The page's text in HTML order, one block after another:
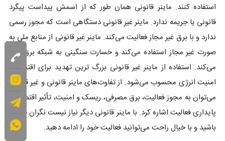
استفاده کنند. ماینر قانونی همان طور که از اسمش پیداست پیگرد
قانونی یا جریمه ندارد. ماینر غیر قانونی دستگاهی است که مجوز رسمی
ندارد و با برق غیر مجاز فعالیت می‌کند. ماینر غیر قانونی از منابع ملی به
صورت غیر مجاز استفاده می‌کند و خسارت سنگینی به شبکه برق وارد
می‌کند. استفاده از ماینر غیر قانونی بزرگ ترین تهدید برای اقتصاد و
امنیت انرژی محسوب می‌شود. از تفاوت‌های ماینر قانونی و غیر قانونی
می‌توان به مجوز فعالیت، برق مصرفی، ریسک و امنیت، تأثیر اقتصادی،
پایداری فعالیت اشاره کرد. با ماینر قانونی دیگر نیاز نیست نگران جریمه
باشید و با خیال راحت می‌توانید فعالیت خود را ادامه دهید.